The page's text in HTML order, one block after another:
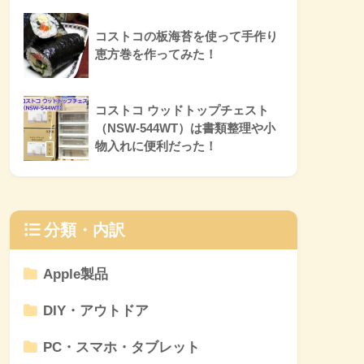
コストコの板海苔を使って手作り
恵方巻を作ってみた！
コストコ ウッドトップチェスト
（NSW-544WT）は書類整理や小
物入れに便利だった！
分類・内訳
Apple製品
DIY・アウトドア
PC・スマホ・タブレット